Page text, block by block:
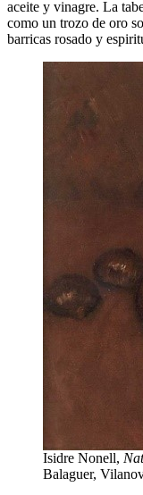
aceite y vinagre. La
como un trozo de oro
barricas rosado y
Isidre Nonell,
Balaguer,